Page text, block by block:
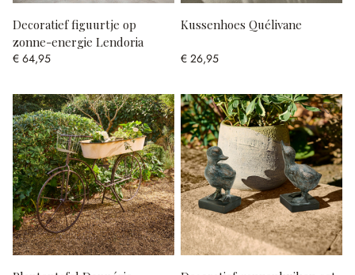
Decoratief figuurtje op
zonne-energie Lendoria
€ 64,95
Kussenhoes Quélivane
€ 26,95